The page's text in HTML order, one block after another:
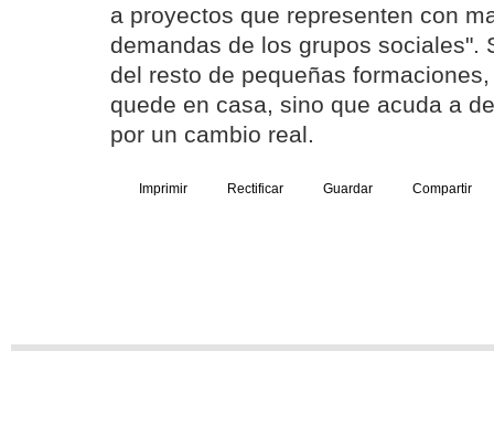
a proyectos que representen con
demandas de los grupos sociales".
del resto de pequeñas
quede en casa, sino que acuda a
por un cambio real.
Imprimir Rectificar Guardar Compartir